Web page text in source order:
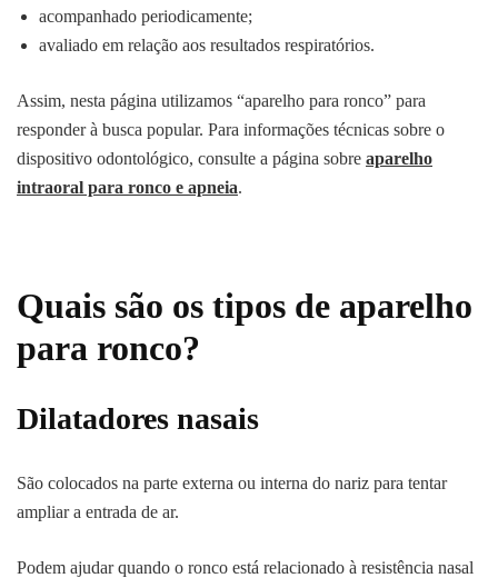
acompanhado periodicamente;
avaliado em relação aos resultados respiratórios.
Assim, nesta página utilizamos “aparelho para ronco” para
responder à busca popular. Para informações técnicas sobre o
dispositivo odontológico, consulte a página sobre aparelho
intraoral para ronco e apneia.
Quais são os tipos de aparelho
para ronco?
Dilatadores nasais
São colocados na parte externa ou interna do nariz para tentar
ampliar a entrada de ar.
Podem ajudar quando o ronco está relacionado à resistência nasal